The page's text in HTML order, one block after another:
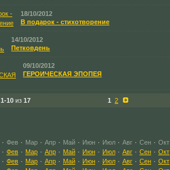
18/10/2012
В подарок - стихотворение
14/10/2012
Петковдень
09/10/2012
ГЕРОИЧЕСКАЯ ЭПОПЕЯ
1-10 из 17 1 2
· Фев · Мар · Апр · Май · Июн · Июл · Авг · Сен · Окт
· Фев · Мар · Апр · Май · Июн · Июл · Авг · Сен · Окт
· Фев · Мар · Апр · Май · Июн · Июл · Авг · Сен · Окт